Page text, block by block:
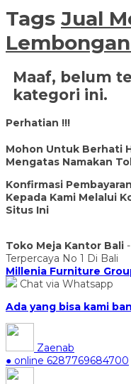
Tags Jual
Maaf, belum
kategori ini.
Perhatian !!!
Mohon Untuk Berhati
Mengatas Namakan
Konfirmasi
Kepada Kami Melalui
Situs Ini
Toko Meja Kantor Bali
Terpercaya No 1 Di Bali
Millenia Furniture
Chat via Whatsapp
Ada yang bisa kami
Zaenab
● online 6287769684700